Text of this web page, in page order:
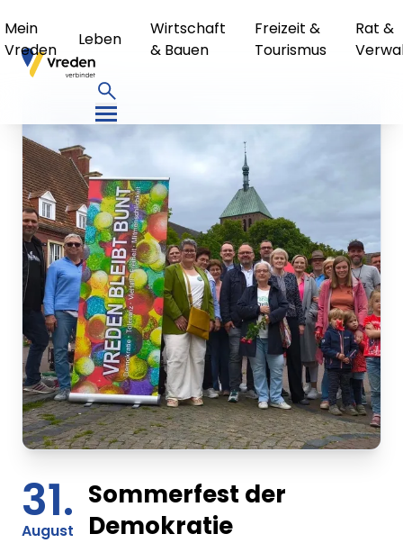
Mein
Vreden
Leben
Wirtschaft
& Bauen
Freizeit &
Tourismus
Rat &
31.
August
Sommerfest der
Demokratie